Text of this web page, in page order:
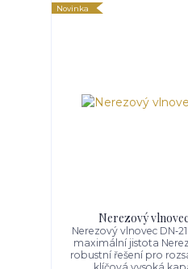
Novinka
Nerezový
Nerezový vlnovec
maximální jistota
robustní řešení pro